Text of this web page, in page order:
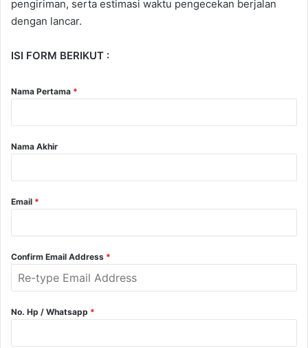
pengiriman, serta estimasi waktu pengecekan berjalan
dengan lancar.
ISI FORM BERIKUT :
Nama Pertama *
Nama Akhir
Email *
Confirm Email Address *
No. Hp / Whatsapp *